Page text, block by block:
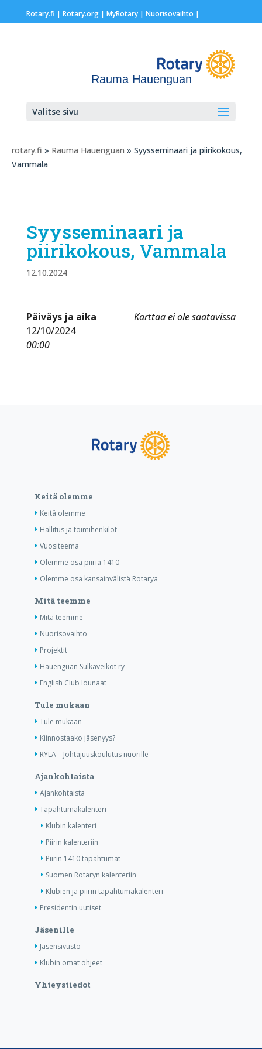
Rotary.fi | Rotary.org| MyRotary | Nuorisovaihto |
Rauma Hauenguan
Valitse sivu
rotary.fi » Rauma Hauenguan » Syysseminaari ja piirikokous,
Vammala
Syysseminaari ja
piirikokous, Vammala
12.10.2024
Karttaa ei ole saatavissa
Päiväys ja aika
12/10/2024
00:00
Keitä olemme
Keitä olemme
Hallitus ja toimihenkilöt
Vuositeema
Olemme osa piiriä 1410
Olemme osa kansainvälistä Rotarya
Mitä teemme
Mitä teemme
Nuorisovaihto
Projektit
Hauenguan Sulkaveikot ry
English Club lounaat
Tule mukaan
Tule mukaan
Kiinnostaako jäsenyys?
RYLA – Johtajuuskoulutus nuorille
Ajankohtaista
Ajankohtaista
Tapahtumakalenteri
Klubin kalenteri
Piirin kalenteriin
Piirin 1410 tapahtumat
Suomen Rotaryn kalenteriin
Klubien ja piirin tapahtumakalenteri
Presidentin uutiset
Jäsenille
Jäsensivusto
Klubin omat ohjeet
Yhteystiedot